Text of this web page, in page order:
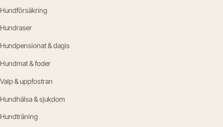
Hundförsäkring
Hundraser
Hundpensionat & dagis
Hundmat & foder
Valp & uppfostran
Hundhälsa & sjukdom
Hundträning